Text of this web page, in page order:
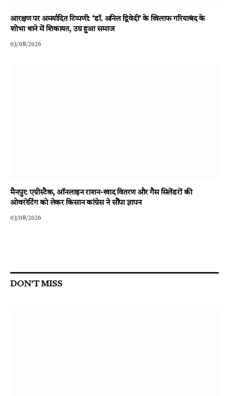
आरक्षण पर अमर्यादित टिप्पणी: ‘डॉ. अनिल द्विवेदी’ के खिलाफ गरियाबंद के
शोभा थाने में शिकायत, उग्र हुआ समाज
03/08/2026
मैनपुर: एग्रीस्टैक, ऑनलाइन राशन-खाद वितरण और गैस सिलेंडरों की
ओवररेटिंग को लेकर किसान कांग्रेस ने सौंपा ज्ञापन
03/08/2026
DON'T MISS